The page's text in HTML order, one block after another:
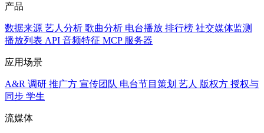
产品
数据来源 艺人分析 歌曲分析 电台播放 排行榜 社交媒体监测
播放列表 API 音频特征 MCP 服务器
应用场景
A&R 调研 推广方 宣传团队 电台节目策划 艺人 版权方 授权与
同步 学生
流媒体